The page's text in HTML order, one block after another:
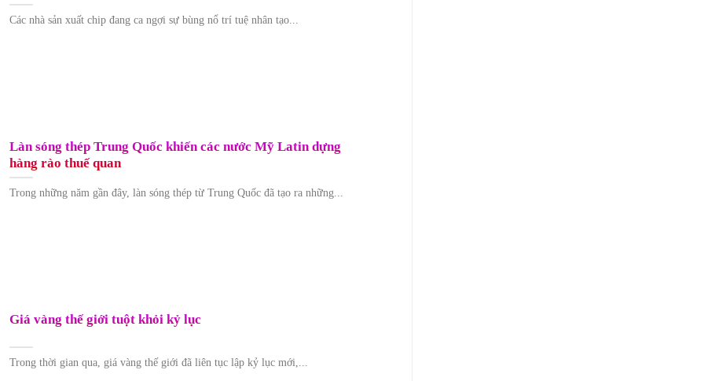
Các nhà sản xuất chip đang ca ngợi sự bùng nổ trí tuệ nhân tạo...
Làn sóng thép Trung Quốc khiến các nước Mỹ Latin dựng
hàng rào thuế quan
Trong những năm gần đây, làn sóng thép từ Trung Quốc đã tạo ra những...
Giá vàng thế giới tuột khỏi kỷ lục
Trong thời gian qua, giá vàng thế giới đã liên tục lập kỷ lục mới,...